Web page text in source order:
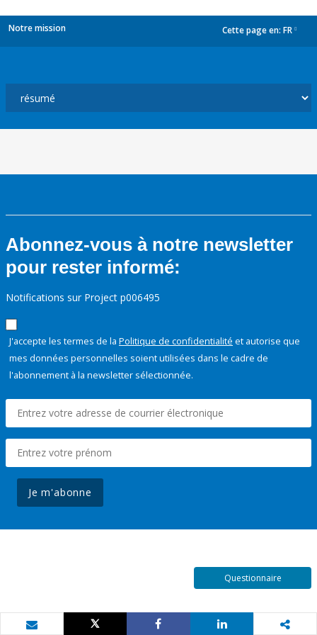
Notre mission Cette page en: FR
Abonnez-vous à notre newsletter
pour rester informé:
Notifications sur Project p006495
J'accepte les termes de la Politique de confidentialité et autorise que
mes données personnelles soient utilisées dans le cadre de
l'abonnement à la newsletter sélectionnée.
Je m'abonne
Questionnaire